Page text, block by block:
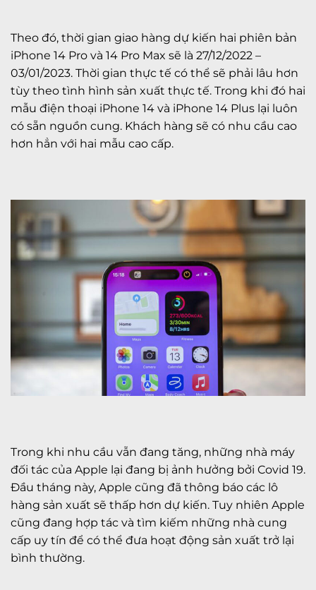
Theo đó, thời gian giao hàng dự kiến hai phiên bản
iPhone 14 Pro và 14 Pro Max sẽ là 27/12/2022 –
03/01/2023. Thời gian thực tế có thể sẽ phải lâu hơn
tùy theo tình hình sản xuất thực tế. Trong khi đó hai
mẫu điện thoại iPhone 14 và iPhone 14 Plus lại luôn
có sẵn nguồn cung. Khách hàng sẽ có nhu cầu cao
hơn hẳn với hai mẫu cao cấp.
Trong khi nhu cầu vẫn đang tăng, những nhà máy
đối tác của Apple lại đang bị ảnh hưởng bởi Covid 19.
Đầu tháng này, Apple cũng đã thông báo các lô
hàng sản xuất sẽ thấp hơn dự kiến. Tuy nhiên Apple
cũng đang hợp tác và tìm kiếm những nhà cung
cấp uy tín để có thể đưa hoạt động sản xuất trở lại
bình thường.